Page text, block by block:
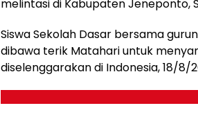
melintasi di Kabupaten Jeneponto,
Siswa Sekolah Dasar bersama
dibawa terik Matahari untuk
diselenggarakan di Indonesia, 18/8/